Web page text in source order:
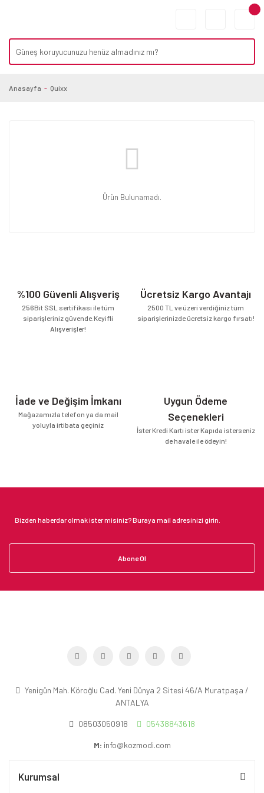
Anasayfa Quixx
Ürün Bulunamadı.
%100 Güvenli Alışveriş
256Bit SSL sertifikası ile tüm
siparişleriniz güvende.Keyifli
Alışverişler!
Ücretsiz Kargo Avantajı
2500 TL ve üzeri verdiğiniz tüm
siparişlerinizde ücretsiz kargo fırsatı!
İade ve Değişim İmkanı
Mağazamızla telefon ya da mail
yoluyla irtibata geçiniz
Uygun Ödeme
Seçenekleri
İster Kredi Kartı ister Kapıda isterseniz
de havale ile ödeyin!
Abone Ol
Yenigün Mah. Köroğlu Cad. Yeni Dünya 2 Sitesi 46/A Muratpaşa /
ANTALYA
08503050918 05438843618
M: info@kozmodi.com
Kurumsal